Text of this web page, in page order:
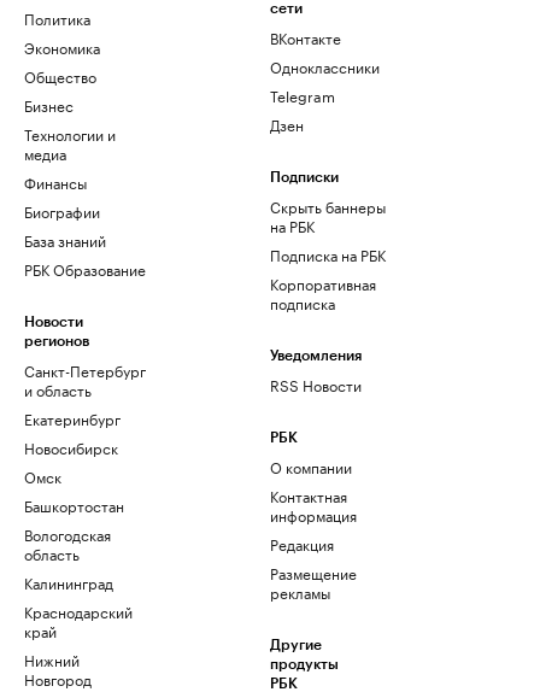
Политика
Экономика
Общество
Бизнес
Технологии и
медиа
Финансы
Биографии
База знаний
РБК Образование
Новости
регионов
Санкт-Петербург
и область
Екатеринбург
Новосибирск
Омск
Башкортостан
Вологодская
область
Калининград
Краснодарский
край
Нижний
Новгород
сети
ВКонтакте
Одноклассники
Telegram
Дзен
Подписки
Скрыть баннеры
на РБК
Подписка на РБК
Корпоративная
подписка
Уведомления
RSS Новости
РБК
О компании
Контактная
информация
Редакция
Размещение
рекламы
Другие
продукты
РБК